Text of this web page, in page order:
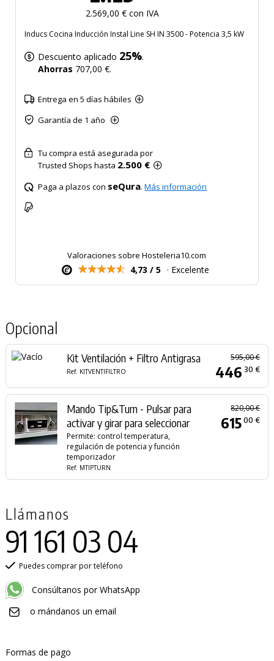
2.569,00 € con IVA
Inducs Cocina Inducción Instal Line SH IN 3500 - Potencia 3,5 kW
Descuento aplicado 25%.
Ahorras 707,00 €.
Entrega en 5 días hábiles
Garantía de 1 año
Tu compra está asegurada por
Trusted Shops hasta 2.500 €
Paga a plazos con seQura.Más información
Valoraciones sobre Hosteleria10.com
4,73 / 5 · Excelente
Opcional
Kit Ventilación + Filtro Antigrasa
Ref. KITVENTIFILTRO
595,00 €
446 30 €
Mando Tip&Turn - Pulsar para
activar y girar para seleccionar
Permite: control temperatura,
regulación de potencia y función
temporizador
Ref. MTIPTURN
820,00 €
61500 €
Llámanos
91 161 03 04
Puedes comprar por teléfono
Consúltanos por WhatsApp
o mándanos un email
Formas de pago